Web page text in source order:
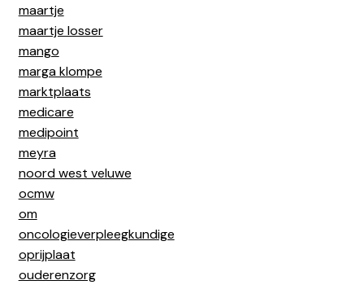
maartje
maartje losser
mango
marga klompe
marktplaats
medicare
medipoint
meyra
noord west veluwe
ocmw
om
oncologieverpleegkundige
oprijplaat
ouderenzorg